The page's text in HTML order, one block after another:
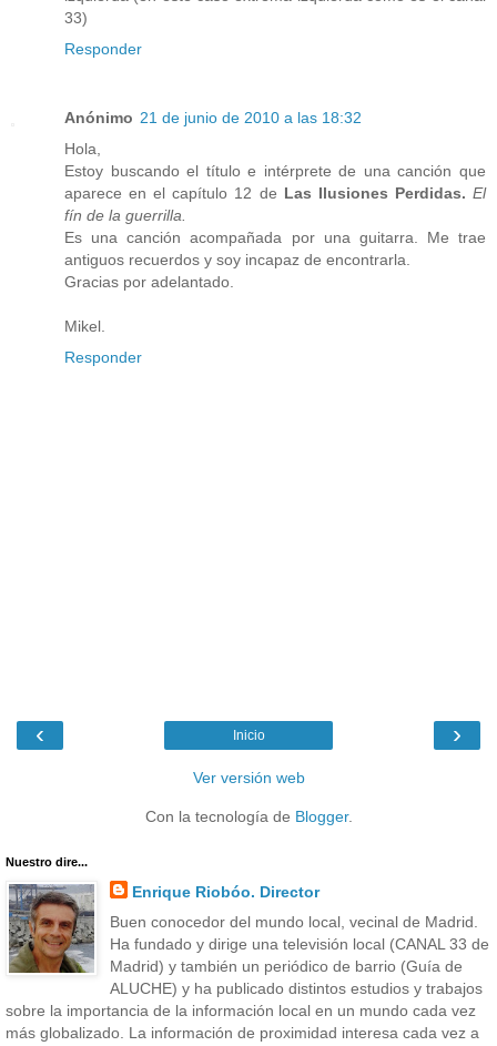
33)
Responder
Anónimo 21 de junio de 2010 a las 18:32
Hola,
Estoy buscando el título e intérprete de una canción que
aparece en el capítulo 12 de Las Ilusiones Perdidas. El
fín de la guerrilla.
Es una canción acompañada por una guitarra. Me trae
antiguos recuerdos y soy incapaz de encontrarla.
Gracias por adelantado.
Mikel.
Responder
‹ ›
Inicio
Ver versión web
Con la tecnología de Blogger.
Nuestro dire...
Enrique Riobóo. Director
Buen conocedor del mundo local, vecinal de Madrid.
Ha fundado y dirige una televisión local (CANAL 33 de
Madrid) y también un periódico de barrio (Guía de
ALUCHE) y ha publicado distintos estudios y trabajos
sobre la importancia de la información local en un mundo cada vez
más globalizado. La información de proximidad interesa cada vez a